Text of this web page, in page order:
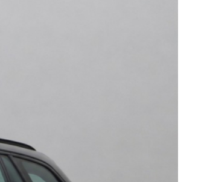
of mailt u ons vandaag nog?